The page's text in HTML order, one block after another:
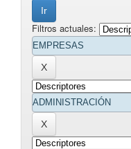
Filtros actuales: